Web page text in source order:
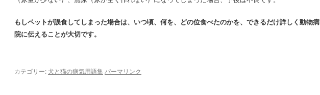
もしペットが誤食してしまった場合は、いつ頃、何を、どの位食べたのかを、できるだけ詳しく動物病
院に伝えることが大切です。
カテゴリー:犬と猫の病気用語集 パーマリンク